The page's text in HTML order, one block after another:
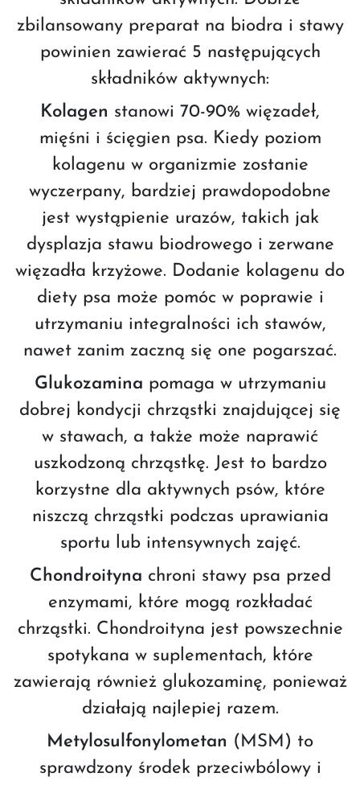
zbilansowany preparat na biodra i stawy
powinien zawierać 5 następujących
składników aktywnych:
Kolagen stanowi 70-90% więzadeł,
mięśni i ścięgien psa. Kiedy poziom
kolagenu w organizmie zostanie
wyczerpany, bardziej prawdopodobne
jest wystąpienie urazów, takich jak
dysplazja stawu biodrowego i zerwane
więzadła krzyżowe. Dodanie kolagenu do
diety psa może pomóc w poprawie i
utrzymaniu integralności ich stawów,
nawet zanim zaczną się one pogarszać.
Glukozamina pomaga w utrzymaniu
dobrej kondycji chrząstki znajdującej się
w stawach, a także może naprawić
uszkodzoną chrząstkę. Jest to bardzo
korzystne dla aktywnych psów, które
niszczą chrząstki podczas uprawiania
sportu lub intensywnych zajęć.
Chondroityna chroni stawy psa przed
enzymami, które mogą rozkładać
chrząstki. Chondroityna jest powszechnie
spotykana w suplementach, które
zawierają również glukozaminę, ponieważ
działają najlepiej razem.
Metylosulfonylometan (MSM) to
sprawdzony środek przeciwbólowy i